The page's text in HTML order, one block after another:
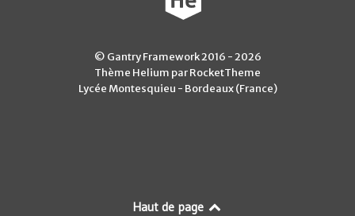
© Gantry Framework 2016 - 2026
Thème Helium par RocketTheme
Lycée Montesquieu - Bordeaux (France)
Haut de page